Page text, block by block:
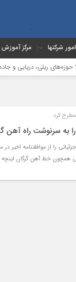
امور شرکتها مرکز آموزش
دریایی و جاده‌ای
کرد
به سرنوشت راه آهن
را از موافقتنامه
همچون خط آهن گرگان اینچه